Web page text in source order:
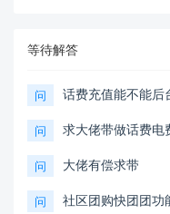
等待解答
问 话费充值能不能后
问 求大佬带做话费电
问 大佬有偿求带
问 社区团购快团团功